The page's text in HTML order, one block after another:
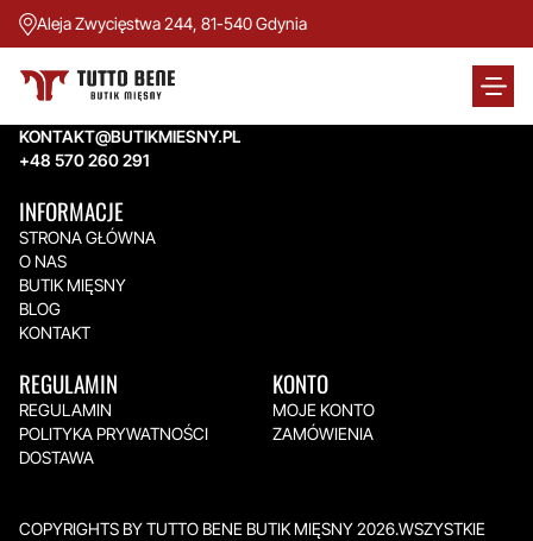
Aleja Zwycięstwa 244, 81-540 Gdynia
TUTTO BENE BUTIK MIĘSNY
Aleja Zwycięstwa 244,
KONTAKT@BUTIKMIESNY.PL
+48 570 260 291
INFORMACJE
STRONA GŁÓWNA
O NAS
BUTIK MIĘSNY
BLOG
KONTAKT
REGULAMIN
REGULAMIN
POLITYKA PRYWATNOŚCI
DOSTAWA
KONTO
MOJE KONTO
ZAMÓWIENIA
COPYRIGHTS BY TUTTO BENE BUTIK MIĘSNY 2026.WSZYSTKIE